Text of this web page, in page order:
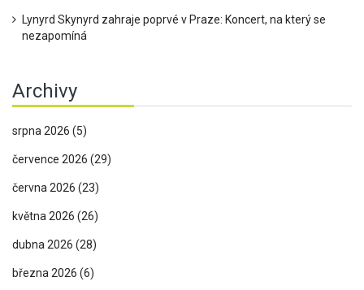
Lynyrd Skynyrd zahraje poprvé v Praze: Koncert, na který se
nezapomíná
Archivy
srpna 2026 (5)
července 2026 (29)
června 2026 (23)
května 2026 (26)
dubna 2026 (28)
března 2026 (6)